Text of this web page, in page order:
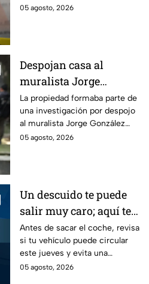
un intento de fraude para
05 agosto, 2026
Despojan casa al
muralista Jorge
González Camarena en
la Del Valle y la
recupera| FOTOS
La propiedad formaba parte de
una investigación por despojo
al muralista Jorge González
Camarena por un predio en la
05 agosto, 2026
Un descuido te puede
salir muy caro; aquí te
contamos cómo queda
el Hoy No Circula para
este jueves
Antes de sacar el coche, revisa
si tu vehículo puede circular
este jueves y evita una
sanción que puede afectar tu
05 agosto, 2026